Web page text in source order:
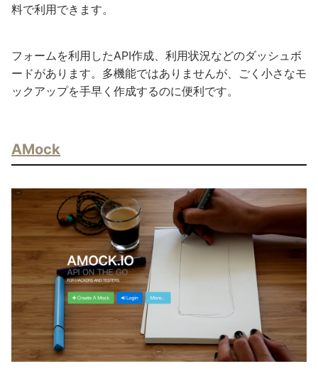
料で利用できます。
フォームを利用したAPI作成、利用状況などのダッシュボ
ードがあります。多機能ではありませんが、ごく小さなモ
ックアップを手早く作成するのに便利です。
AMock